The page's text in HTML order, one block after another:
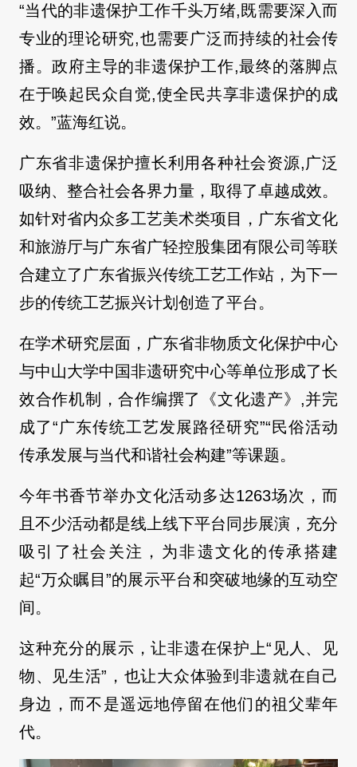
“当代的非遗保护工作千头万绪,既需要深入而
专业的理论研究,也需要广泛而持续的社会传
播。政府主导的非遗保护工作,最终的落脚点
在于唤起民众自觉,使全民共享非遗保护的成
效。”蓝海红说。
广东省非遗保护擅长利用各种社会资源,广泛
吸纳、整合社会各界力量，取得了卓越成效。
如针对省内众多工艺美术类项目，广东省文化
和旅游厅与广东省广轻控股集团有限公司等联
合建立了广东省振兴传统工艺工作站，为下一
步的传统工艺振兴计划创造了平台。
在学术研究层面，广东省非物质文化保护中心
与中山大学中国非遗研究中心等单位形成了长
效合作机制，合作编撰了《文化遗产》,并完
成了“广东传统工艺发展路径研究”“民俗活动
传承发展与当代和谐社会构建”等课题。
今年书香节举办文化活动多达1263场次，而
且不少活动都是线上线下平台同步展演，充分
吸引了社会关注，为非遗文化的传承搭建
起“万众瞩目”的展示平台和突破地缘的互动空
间。
这种充分的展示，让非遗在保护上“见人、见
物、见生活”，也让大众体验到非遗就在自己
身边，而不是遥远地停留在他们的祖父辈年
代。